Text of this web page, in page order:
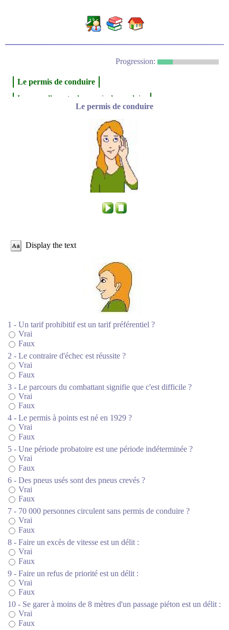
Progression:
Le permis de conduire
La nouvelle carte du permis de conduire
Le permis de conduire
Display the text
1 - Un tarif prohibitif est un tarif préférentiel ?
Vrai
Faux
2 - Le contraire d'échec est réussite ?
Vrai
Faux
3 - Le parcours du combattant signifie que c'est difficile ?
Vrai
Faux
4 - Le permis à points est né en 1929 ?
Vrai
Faux
5 - Une période probatoire est une période indéterminée ?
Vrai
Faux
6 - Des pneus usés sont des pneus crevés ?
Vrai
Faux
7 - 70 000 personnes circulent sans permis de conduire ?
Vrai
Faux
8 - Faire un excès de vitesse est un délit :
Vrai
Faux
9 - Faire un refus de priorité est un délit :
Vrai
Faux
10 - Se garer à moins de 8 mètres d'un passage piéton est un délit :
Vrai
Faux